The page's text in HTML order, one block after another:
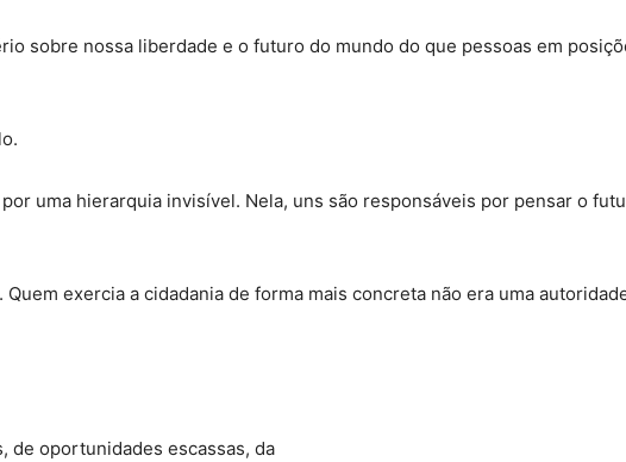
sobre nossa liberdade e o futuro do mundo do que pessoas em
uma hierarquia invisível. Nela, uns são responsáveis por pensar o
exercia a cidadania de forma mais concreta não era uma
de oportunidades escassas, da